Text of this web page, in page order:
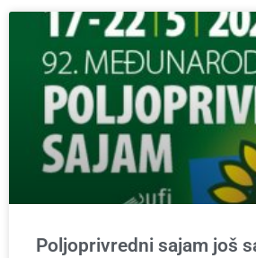
Poljoprivredni sajam još